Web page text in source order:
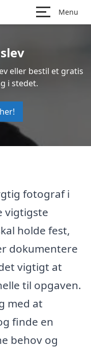
Menu
eller bestil et gratis
i stedet.
fotograf i
vigtigste
holde fest,
dokumentere
vigtigt at
til opgaven.
med at
finde en
behov og